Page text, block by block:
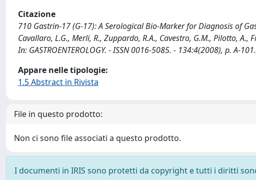
Citazione
710 Gastrin-17 (G-17): A Serological Bio-Marker for Diagnosis of
Cavallaro, L.G., Merli, R., Zuppardo, R.A., Cavestro, G.M., Pilotto,
In: GASTROENTEROLOGY. - ISSN 0016-5085. - 134:4(2008), p. A-
Appare nelle tipologie:
1.5 Abstract in Rivista
File in questo prodotto:
Non ci sono file associati a questo prodotto.
I documenti in IRIS sono protetti da copyright e tutti i diritti